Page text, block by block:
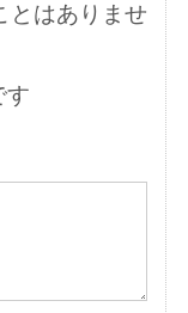
とはありませ